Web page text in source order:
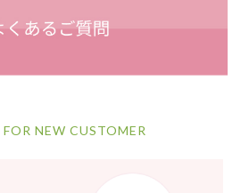
FOR NEW CUSTOMER